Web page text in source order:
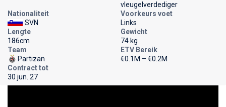
vleugelverdediger
Nationaliteit
SVN
Voorkeurs voet
Links
Lengte
186cm
Gewicht
74 kg
Team
Partizan
ETV Bereik
€0.1M – €0.2M
Contract tot
30 jun. 27